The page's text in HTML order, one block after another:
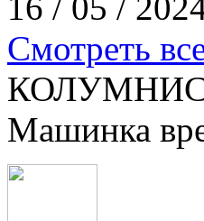
Смотреть
Машинка